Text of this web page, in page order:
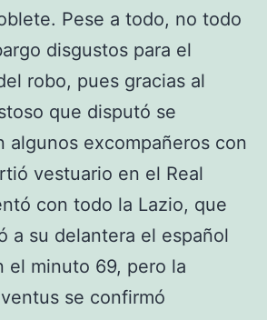
Pese a todo, no todo
disgustos para el
robo, pues gracias al
que disputó se
algunos excompañeros con
vestuario en el Real
con todo la Lazio, que
a su delantera el español
el minuto 69, pero la
se confirmó